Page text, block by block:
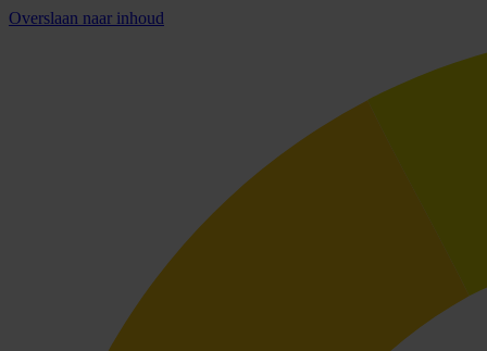
Overslaan naar inhoud